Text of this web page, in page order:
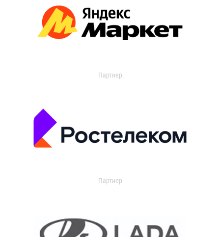
Партнер
Партнер